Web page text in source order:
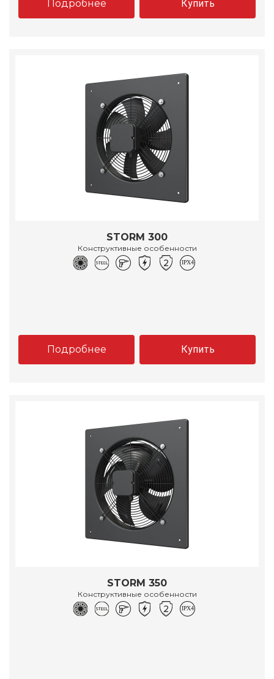
Подробнее Купить
STORM 300
Конструктивные особенности
Подробнее Купить
STORM 350
Конструктивные особенности